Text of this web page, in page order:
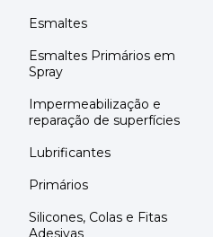
Esmaltes
Esmaltes Primários em
Spray
Impermeabilização e
reparação de superfícies
Lubrificantes
Primários
Silicones, Colas e Fitas
Adesivas